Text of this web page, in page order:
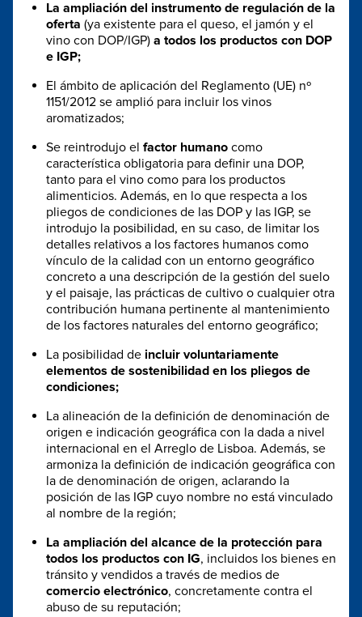
La ampliación del instrumento de regulación de la
oferta (ya existente para el queso, el jamón y el
vino con DOP/IGP) a todos los productos con DOP
e IGP;
El ámbito de aplicación del Reglamento (UE) nº
1151/2012 se amplió para incluir los vinos
aromatizados;
Se reintrodujo el factor humano como
característica obligatoria para definir una DOP,
tanto para el vino como para los productos
alimenticios. Además, en lo que respecta a los
pliegos de condiciones de las DOP y las IGP, se
introdujo la posibilidad, en su caso, de limitar los
detalles relativos a los factores humanos como
vínculo de la calidad con un entorno geográfico
concreto a una descripción de la gestión del suelo
y el paisaje, las prácticas de cultivo o cualquier otra
contribución humana pertinente al mantenimiento
de los factores naturales del entorno geográfico;
La posibilidad de incluir voluntariamente
elementos de sostenibilidad en los pliegos de
condiciones;
La alineación de la definición de denominación de
origen e indicación geográfica con la dada a nivel
internacional en el Arreglo de Lisboa. Además, se
armoniza la definición de indicación geográfica con
la de denominación de origen, aclarando la
posición de las IGP cuyo nombre no está vinculado
al nombre de la región;
La ampliación del alcance de la protección para
todos los productos con IG, incluidos los bienes en
tránsito y vendidos a través de medios de
comercio electrónico, concretamente contra el
abuso de su reputación;